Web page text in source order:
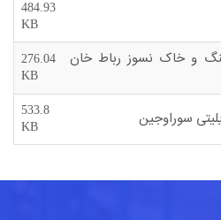
484.93
KB
و خاک نسوز رباط خان
276.04
KB
سوراوجین
533.8
KB